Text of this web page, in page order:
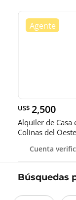
US$ 2,500
Alquiler de Casa
Colinas del Oeste
Cuenta
Búsquedas